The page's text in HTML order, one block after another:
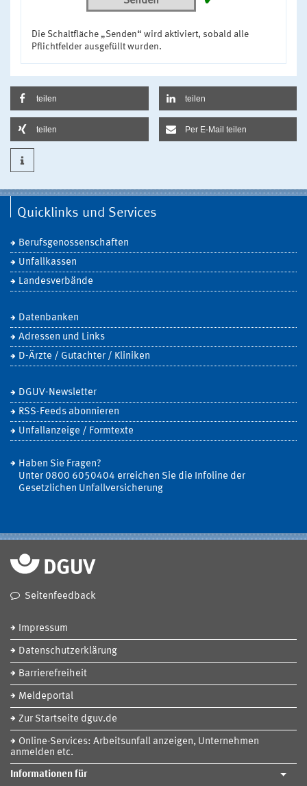
Die Schaltfläche „Senden“ wird aktiviert, sobald alle
Pflichtfelder ausgefüllt wurden.
teilen teilen
teilen Per E-Mail teilen
Quicklinks und Services
Berufsgenossenschaften
Unfallkassen
Landesverbände
Datenbanken
Adressen und Links
D-Ärzte / Gutachter / Kliniken
DGUV-Newsletter
RSS-Feeds abonnieren
Unfallanzeige / Formtexte
Haben Sie Fragen?
Unter 0800 6050404 erreichen Sie die Infoline der
Gesetzlichen Unfallversicherung
Seitenfeedback
Impressum
Datenschutzerklärung
Barrierefreiheit
Meldeportal
Zur Startseite dguv.de
Online-Services: Arbeitsunfall anzeigen, Unternehmen
anmelden etc.
Informationen für